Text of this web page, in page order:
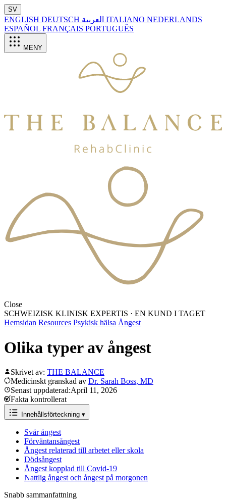
SV
ENGLISH DEUTSCH ITALIANO NEDERLANDS
ESPAÑOL FRANÇAIS PORTUGUÊS
MENY
Close
SCHWEIZISK KLINISK EXPERTIS · EN KUND I TAGET
Hemsidan Resources Psykisk hälsa Ångest
Olika typer av ångest
Skrivet av: THE BALANCE
Medicinskt granskad av Dr. Sarah Boss, MD
Senast uppdaterad:April 11, 2026
Fakta kontrollerat
Innehållsförteckning ▾
Svår ångest
Förväntansångest
Ångest relaterad till arbetet eller skola
Dödsångest
Ångest kopplad till Covid-19
Nattlig ångest och ångest på morgonen
Snabb sammanfattning